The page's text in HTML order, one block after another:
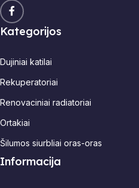
Kategorijos
Dujiniai katilai
Rekuperatoriai
Renovaciniai radiatoriai
Ortakiai
Šilumos siurbliai oras-oras
Informacija